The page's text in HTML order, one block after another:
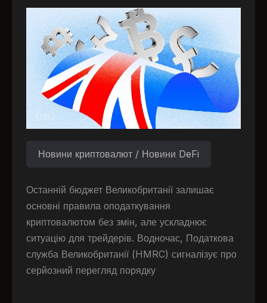
Новини криптовалют / Новини DeFi
Останній бюджет Великобританії залишає
основні правила оподаткування
криптовалютом без змін, але ускладнює
ситуацію для трейдерів. Водночас, Податкова
служба Великобританії (HMRC) сигналізує про
серйозний перегляд порядку